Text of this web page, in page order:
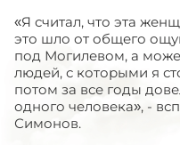
«Я считал, что эта
это шло от общего
под Могилевом, а
людей, с которыми я
потом за все годы
одного человека», -
Симонов.